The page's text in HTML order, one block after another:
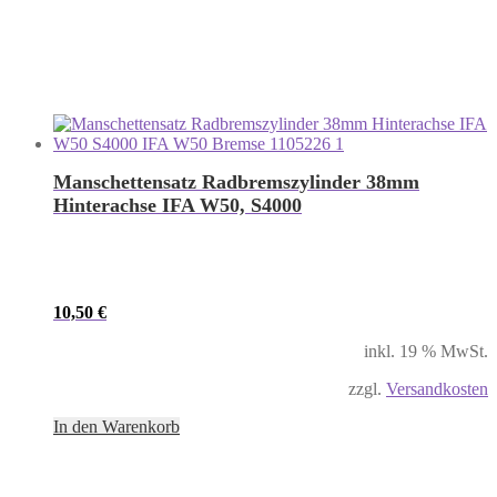
Manschettensatz Radbremszylinder 38mm
Hinterachse IFA W50, S4000
10,50 €
inkl. 19 % MwSt.
zzgl. Versandkosten
In den Warenkorb